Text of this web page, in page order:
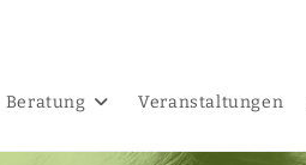
Beratung Veranstaltungen